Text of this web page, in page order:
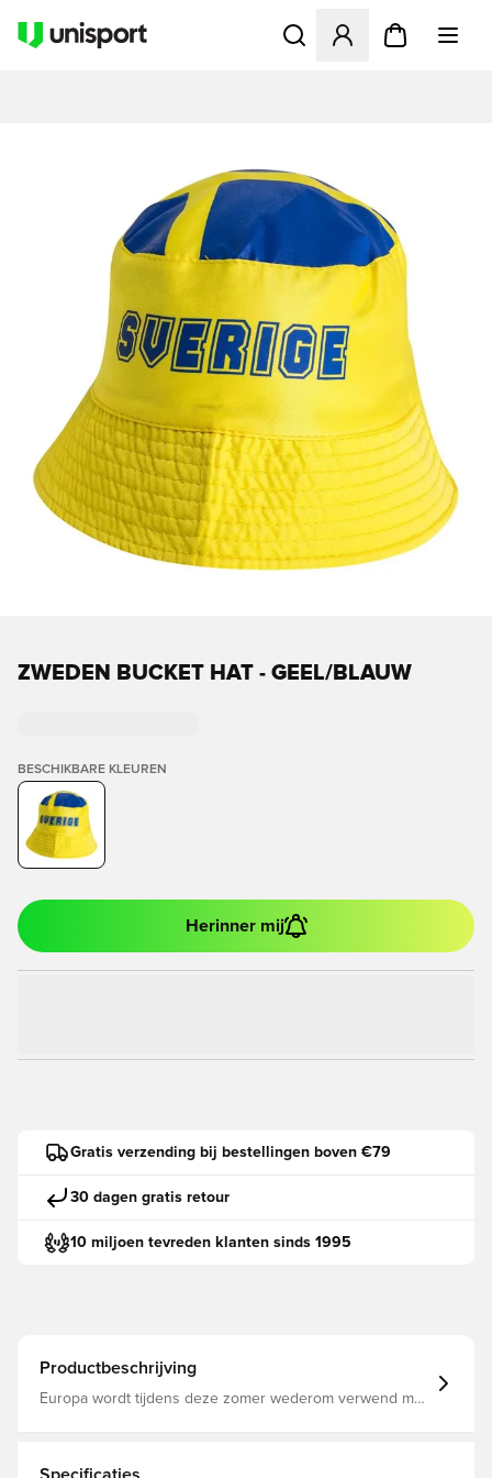
Opent een venster om in
ZWEDEN BUCKET HAT - GEEL/BLAUW
BESCHIKBARE KLEUREN
Herinner mij
Gratis verzending bij bestellingen boven €79
30 dagen gratis retour
10 miljoen tevreden klanten sinds 1995
Productbeschrijving
Europa wordt tijdens deze zomer wederom verwend met
verschillende gaststeden voor de eindoverwinning van